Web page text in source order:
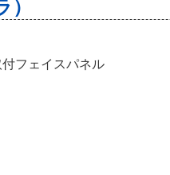
フェイスパネル